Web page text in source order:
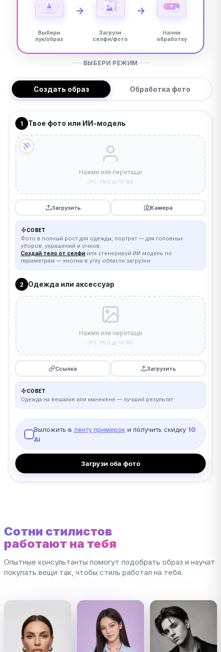
Выбери
лук/образ
Загрузи
селфи/фото
Начни
обработку
ВЫБЕРИ РЕЖИМ
Создать образ Обработка фото
1 Твое фото или ИИ-модель
Нажми или перетащи
JPG, PNG до 10 МБ
Загрузить Камера
СОВЕТ
Фото в полный рост для одежды, портрет — для головных
уборов, украшений и очков.
Создай тело от селфи или сгенерируй ИИ модель по
параметрам — кнопка в углу области загрузки
2 Одежда или аксессуар
Нажми или перетащи
JPG, PNG до 10 МБ
Ссылка Загрузить
СОВЕТ
Одежда на вешалке или манекене — лучший результат
Выложить в ленту примероки получить скидку 10
Ai
Загрузи оба фото
Сотни стилистов
работают на тебя
Опытные консультанты помогут подобрать образ и научат
покупать вещи так, чтобы стиль работал на тебя.